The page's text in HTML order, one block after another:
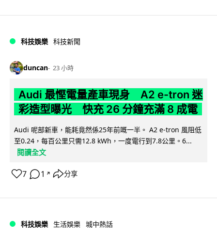
科技娛樂 科技新聞
duncan 23 小時
Audi 最慳電量產車現身 A2 e-tron 迷
彩造型曝光 快充 26 分鐘充滿 8 成電
Audi 呢部新車，能耗竟然係25年前嘅一半。 A2 e-tron 風阻低
至0.24，每百公里只需12.8 kWh，一度電行到7.8公里。6...
閱讀全文
7 1 ↗ 分享
科技娛樂 生活娛樂 城中熱話